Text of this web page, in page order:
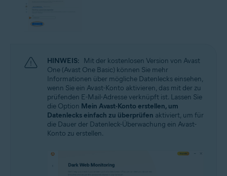
HINWEIS: Mit der kostenlosen Version von Avast
One (Avast One Basic) können Sie mehr
Informationen über mögliche Datenlecks einsehen,
wenn Sie ein Avast-Konto aktivieren, das mit der zu
prüfenden E-Mail-Adresse verknüpft ist. Lassen Sie
die Option Mein Avast-Konto erstellen, um
Datenlecks einfach zu überprüfen aktiviert, um für
die Dauer der Datenleck-Überwachung ein Avast-
Konto zu erstellen.